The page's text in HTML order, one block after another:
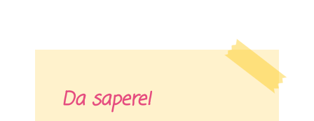
Da sapere!